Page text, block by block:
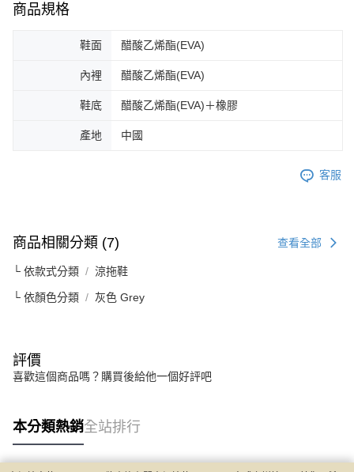
商品規格
鞋面 醋酸乙烯酯(EVA)
內裡 醋酸乙烯酯(EVA)
鞋底 醋酸乙烯酯(EVA)＋橡膠
產地 中國
客服
商品相關分類 (7) 查看全部
└ 依款式分類 涼拖鞋
└ 依顏色分類 灰色 Grey
評價
喜歡這個商品嗎？購買後給他一個好評吧
本分類熱銷全站排行